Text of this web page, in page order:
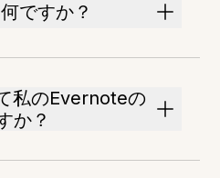
ですか？
私のEvernoteの
か？